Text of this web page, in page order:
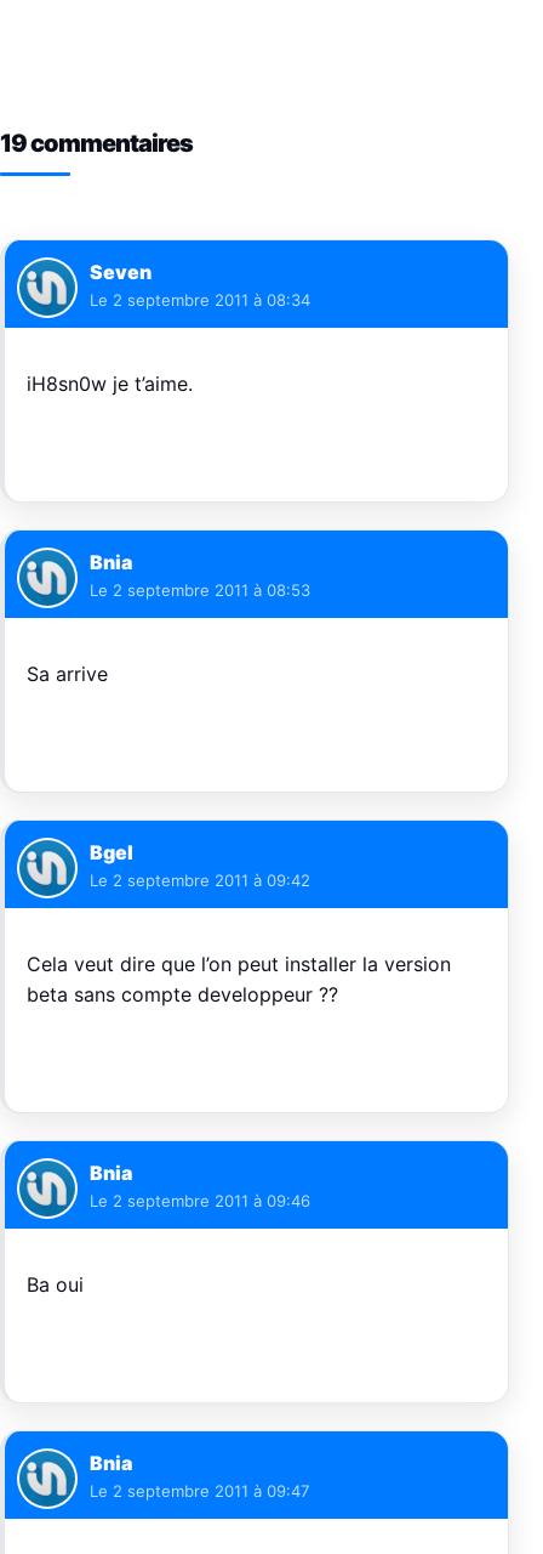
19 commentaires
Seven
Le 2 septembre 2011 à 08:34
iH8sn0w je t’aime.
Bnia
Le 2 septembre 2011 à 08:53
Sa arrive
Bgel
Le 2 septembre 2011 à 09:42
Cela veut dire que l’on peut installer la version
beta sans compte developpeur ??
Bnia
Le 2 septembre 2011 à 09:46
Ba oui
Bnia
Le 2 septembre 2011 à 09:47